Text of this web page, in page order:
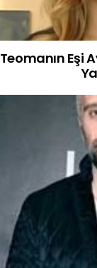
Teomanın Eşi